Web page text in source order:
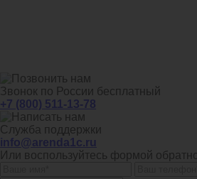
Звонок по России бесплатный
+7 (800) 511-13-78
Служба поддержки
info@arenda1c.ru
Или воспользуйтесь формой